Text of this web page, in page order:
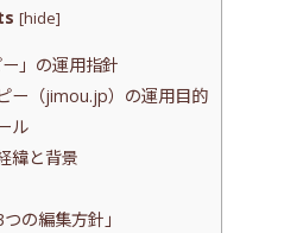
[hide]
」の運用指針
ー（jimou.jp）の運用目的
ル
緯と背景
の編集方針」